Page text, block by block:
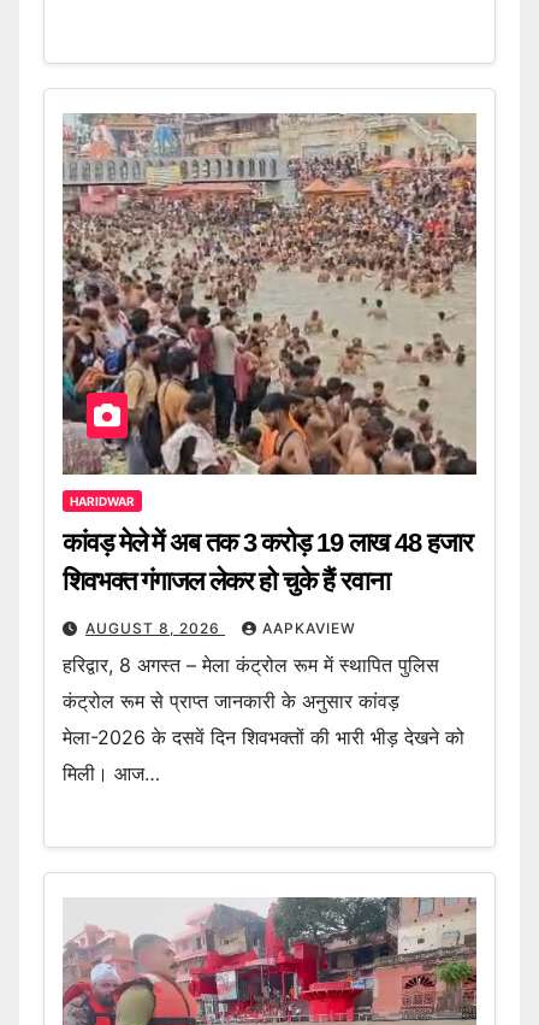
HARIDWAR
कांवड़ मेले में अब तक 3 करोड़ 19 लाख 48 हजार
शिवभक्त गंगाजल लेकर हो चुके हैं रवाना
AUGUST 8, 2026 AAPKAVIEW
हरिद्वार, 8 अगस्त – मेला कंट्रोल रूम में स्थापित पुलिस
कंट्रोल रूम से प्राप्त जानकारी के अनुसार कांवड़
मेला-2026 के दसवें दिन शिवभक्तों की भारी भीड़ देखने को
मिली। आज…